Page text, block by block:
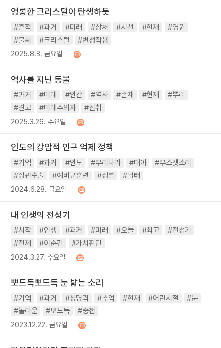
영롱한 크리스털이 탄생하듯
#흔적 #과거 #미래 #상처 #시선 #현재
#영원
#불씨
#크리스털 #변성작용
2025.8.8. 금요일
역사를 지닌 동물
#과거 #미래 #인간 #역사 #존재 #현재
#뿌리
#견고
#미래주의자 #진취
2025.3.26. 수요일
인도의 강압적 인구 억제 정책
#기억 #과거 #인도 #우리나라 #태아
#우스갯소리
#정관수술
#예비군훈련 #성별 #낙태
2024.6.28. 금요일
내 인생의 전성기
#시작 #인생 #과거 #미래 #오늘 #최고
#전성기
#전제
#이순간 #가치판단
2024.3.27. 수요일
뽀드득뽀드득 눈 밟는 소리
#기억 #과거 #생명력 #추억 #현재 #어린시절
#눈
#놀라운
#뽀드득 #중첩
2023.12.22. 금요일